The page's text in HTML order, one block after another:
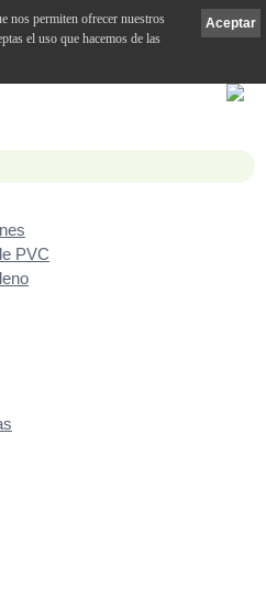
PVC
Aceptar
nos permiten ofrecer nuestros
el uso que hacemos de las